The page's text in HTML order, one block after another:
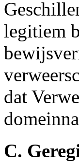
legitiem
dat
C.